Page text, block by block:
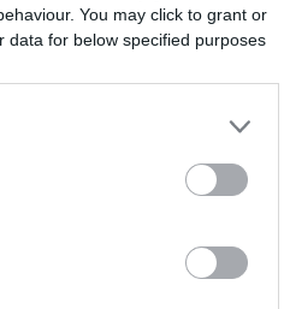
You may click to grant or
data for below specified purposes
25 ετών
στο
Ελλάδα και